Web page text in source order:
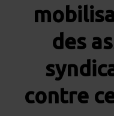
des
contre